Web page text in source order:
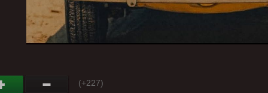
(+227)